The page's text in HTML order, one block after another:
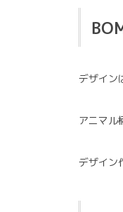
デザイン
アニマル
デザイン